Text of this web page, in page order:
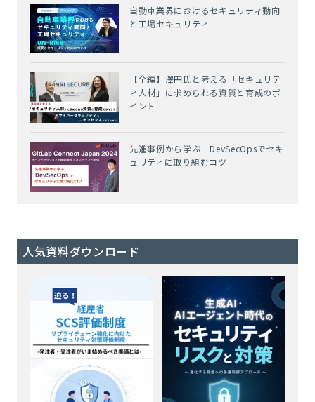
自動車業界におけるセキュリティ動向
と工場セキュリティ
【全編】澤円氏と考える「セキュリテ
ィ人材」に求められる資質と育成のポ
イント
先進事例から学ぶ DevSecOpsでセキ
ュリティに取り組むコツ
人気資料ダウンロード